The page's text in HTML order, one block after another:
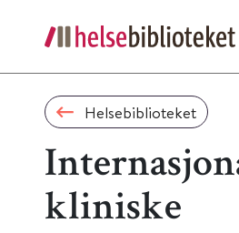
Helsebiblioteket
kliniske